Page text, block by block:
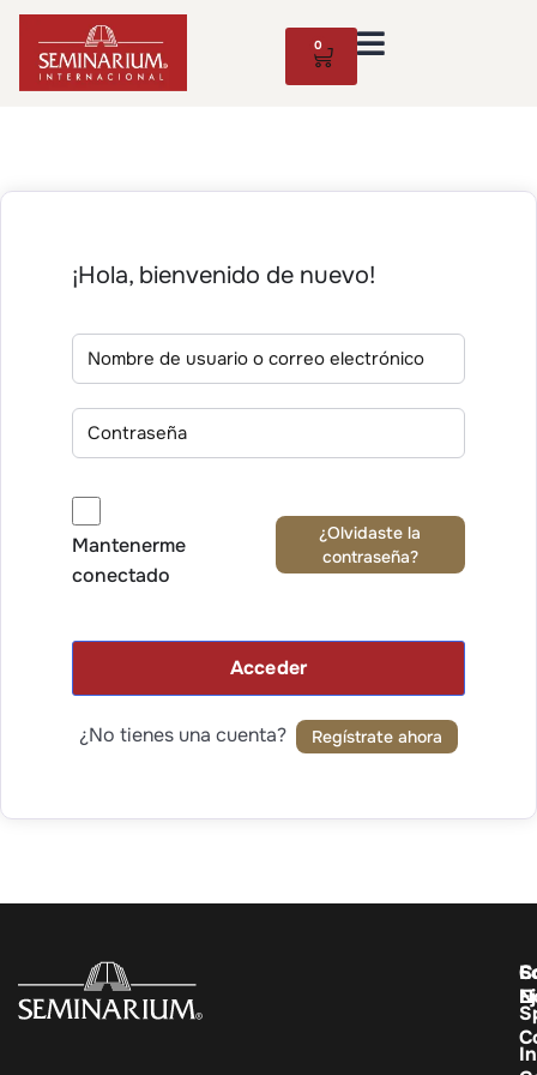
0
¡Hola, bienvenido de nuevo!
Mantenerme
conectado
¿Olvidaste la
contraseña?
Acceder
¿No tienes una cuenta? Regístrate ahora
In